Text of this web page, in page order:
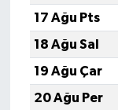
17 Ağu Pts
18 Ağu Sal
19 Ağu Çar
20 Ağu Per